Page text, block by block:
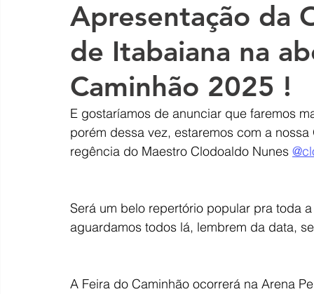
Apresentação da
de Itabaiana na
Caminhão 2025 !
E gostaríamos de anunciar que faremos
porém dessa vez, estaremos com a
regência do Maestro Clodoaldo Nunes
Será um belo repertório popular pra toda
aguardamos todos lá, lembrem da data,
A Feira do Caminhão ocorrerá na Arena